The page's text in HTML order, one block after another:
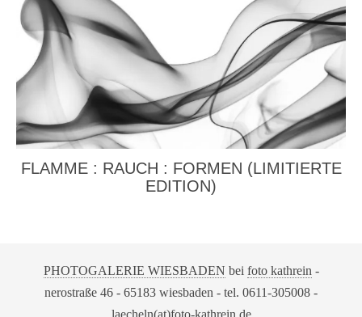
FLAMME : RAUCH : FORMEN (LIMITIERTE
EDITION)
PHOTOGALERIE WIESBADEN bei foto kathrein-
nerostraße 46 - 65183 wiesbaden - tel. 0611-305008 -